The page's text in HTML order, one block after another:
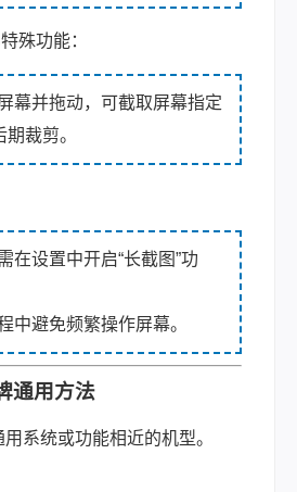
殊功能：
幕并拖动，可截取屏幕指定
裁剪。
在设置中开启“长截图”功
中避免频繁操作屏幕。
通用方法
用系统或功能相近的机型。